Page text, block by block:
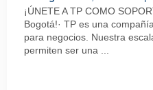
¡ÚNETE A TP COMO
Bogotá!· TP es una
para negocios. Nuestra
permiten ser una ...